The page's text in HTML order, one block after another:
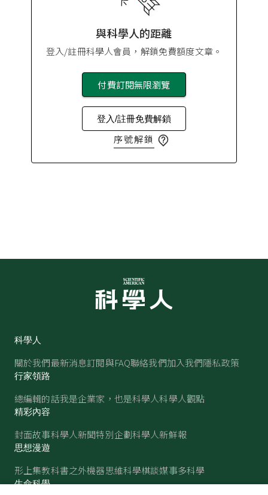
與科學人的距離
登入/註冊科學人會員，解鎖免費額度文章。
付費訂閱無限瀏覽
登入/註冊免費解鎖
序號解鎖
科學人
關於我們最新消息訂閱與FAQ聯絡我們加入我們隱私政策
行家領路
總編輯的話我是企業家，也是科學人科學人觀點
精彩內容
封面故事科學人新聞特別企劃科學人新鮮報
思想漫遊
形上集教科書之外機器思維科學棋談媒事多科學
生命科學